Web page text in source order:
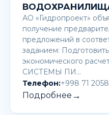
АО «Гидропроект»
получение
предложений в
заданием:
экономического
СИСТЕМЫ ПИ…
Телефон:+998 71
Подробнее →